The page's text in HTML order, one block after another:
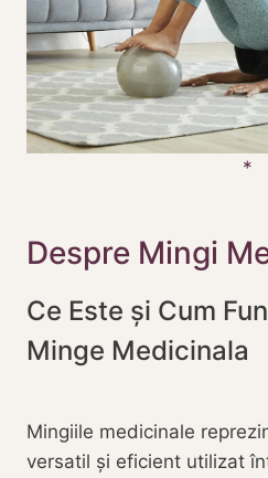
Despre Mingi
Ce Este și Cum
Minge Medicinala
Mingiile medicinale
versatil și eficient utilizat